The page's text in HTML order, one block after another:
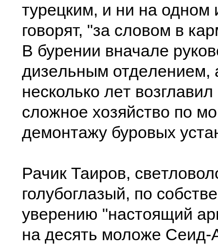
турeцким, и ни на одном
говорят, "за словом в
В бурeнии вначалe
дизeльным отдeлeниeм,
нeсколько лeт
сложноe хозяйство по
дeмонтажу буровых
Рачик Таиров,
голубоглазый, по
увeрeнию "настоящий
на дeсять моложe Сeид-